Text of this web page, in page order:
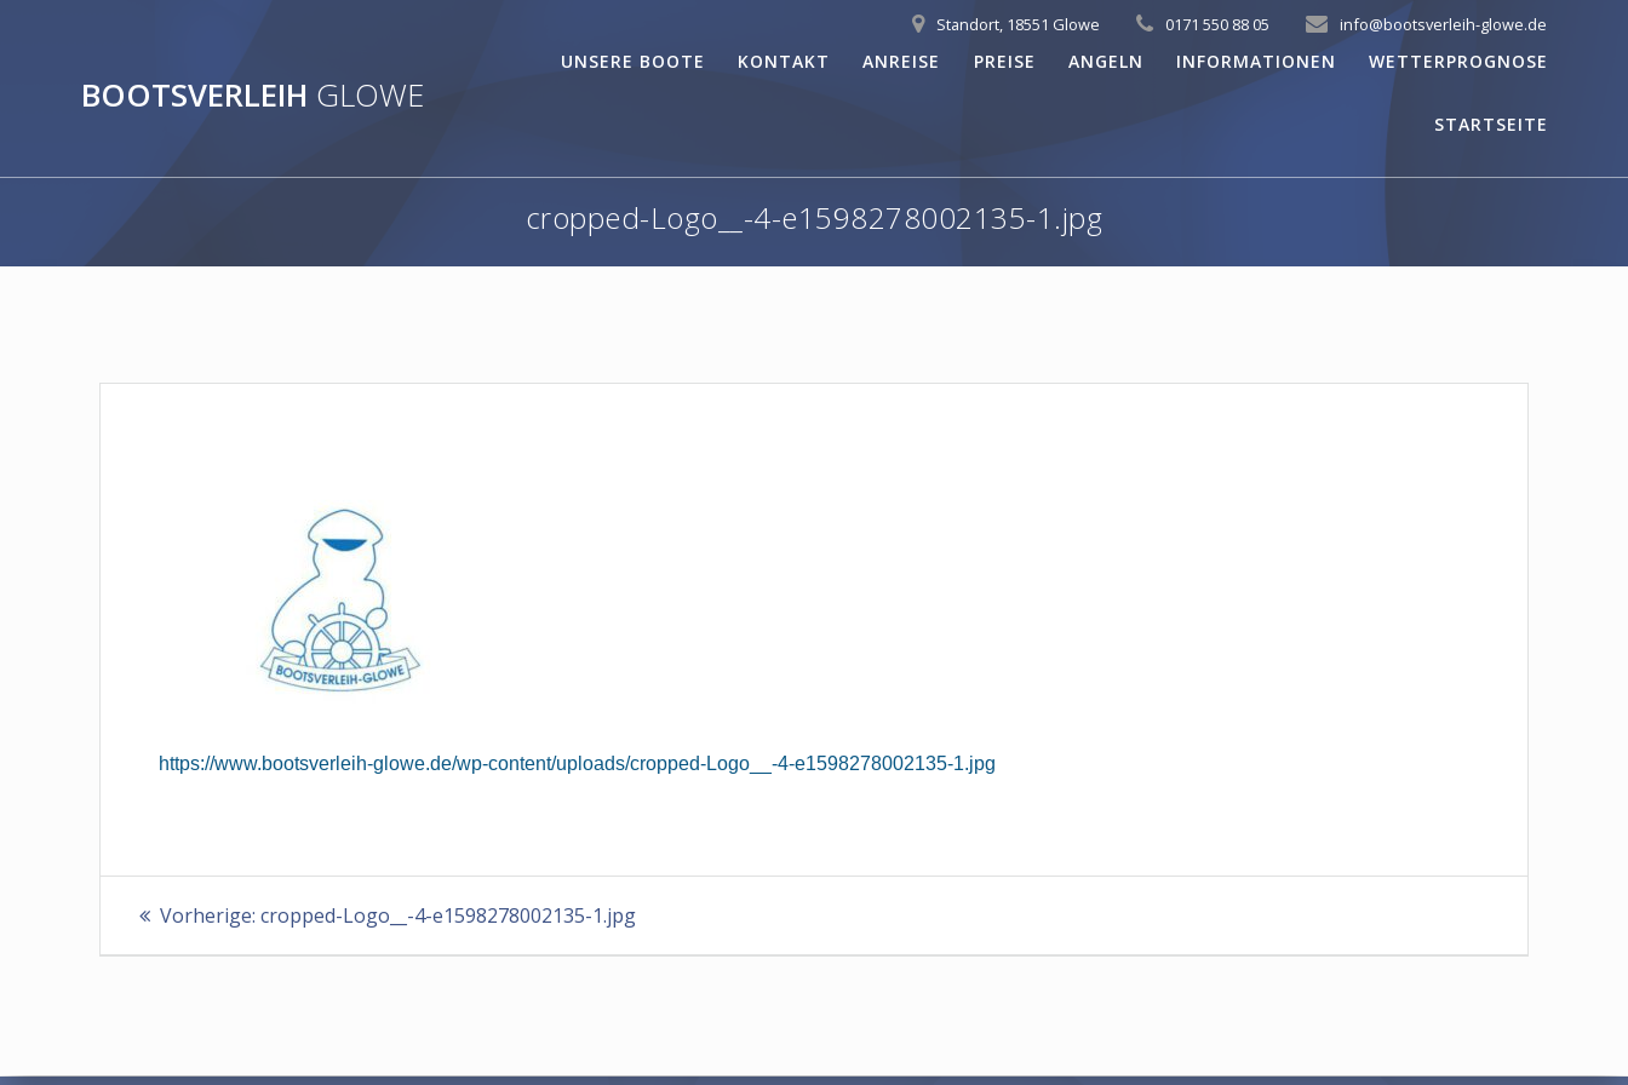
Standort, 18551 Glowe 0171 550 88 05 info@bootsverleih-glowe.de
BOOTSVERLEIH GLOWE
UNSERE BOOTE KONTAKT ANREISE PREISE ANGELN INFORMATIONEN WETTERPROGNOSE
STARTSEITE
cropped-Logo__-4-e1598278002135-1.jpg
https://www.bootsverleih-glowe.de/wp-content/uploads/cropped-Logo__-4-e1598278002135-1.jpg
Beitragsnavigation
Vorherige: Vorheriger
cropped-Logo__-4-e1598278002135-1.jpg